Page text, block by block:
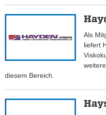
Als
liefert
diesem Bereich.